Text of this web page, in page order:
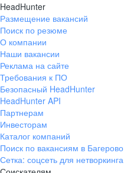
HeadHunter
Размещение вакансий
Поиск по резюме
О компании
Наши вакансии
Реклама на сайте
Требования к ПО
Безопасный HeadHunter
HeadHunter API
Партнерам
Инвесторам
Каталог компаний
Поиск по вакансиям в Багерово
Сетка: соцсеть для нетворкинга